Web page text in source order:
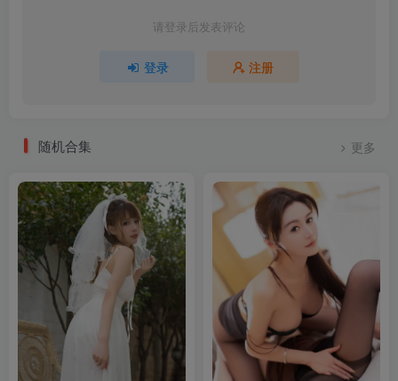
请登录后发表评论
登录 注册
随机合集 更多